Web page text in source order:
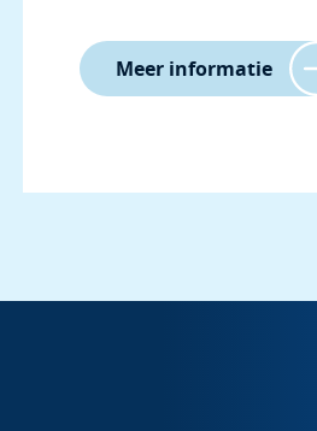
Meer informatie